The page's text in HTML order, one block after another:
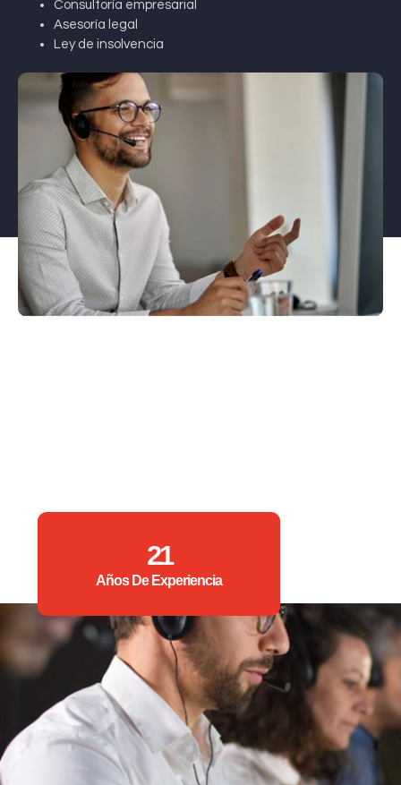
Consultoría empresarial
Asesoría legal
Ley de insolvencia
21
Años De Experiencia